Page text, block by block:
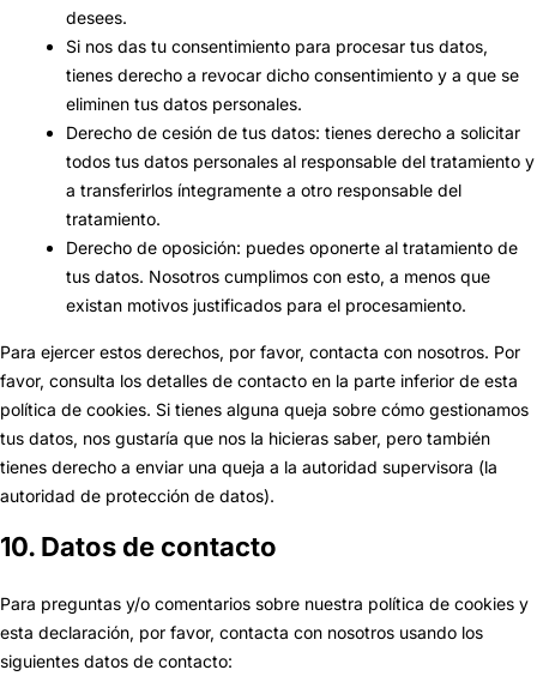
desees.
Si nos das tu consentimiento para procesar tus datos,
tienes derecho a revocar dicho consentimiento y a que se
eliminen tus datos personales.
Derecho de cesión de tus datos: tienes derecho a solicitar
todos tus datos personales al responsable del tratamiento y
a transferirlos íntegramente a otro responsable del
tratamiento.
Derecho de oposición: puedes oponerte al tratamiento de
tus datos. Nosotros cumplimos con esto, a menos que
existan motivos justificados para el procesamiento.
Para ejercer estos derechos, por favor, contacta con nosotros. Por
favor, consulta los detalles de contacto en la parte inferior de esta
política de cookies. Si tienes alguna queja sobre cómo gestionamos
tus datos, nos gustaría que nos la hicieras saber, pero también
tienes derecho a enviar una queja a la autoridad supervisora (la
autoridad de protección de datos).
10. Datos de contacto
Para preguntas y/o comentarios sobre nuestra política de cookies y
esta declaración, por favor, contacta con nosotros usando los
siguientes datos de contacto: